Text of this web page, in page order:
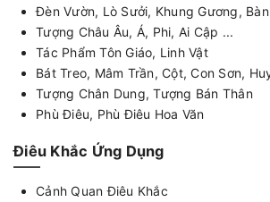
Đèn Vườn, Lò Sưởi, Khung Gương,
Tượng Châu Âu, Á, Phi, Ai Cập ...
Tác Phẩm Tôn Giáo, Linh Vật
Bát Treo, Mâm Trần, Cột, Con Sơn,
Tượng Chân Dung, Tượng Bán Thân
Phù Điêu, Phù Điêu Hoa Văn
Điêu Khắc Ứng Dụng
Cảnh Quan Điêu Khắc